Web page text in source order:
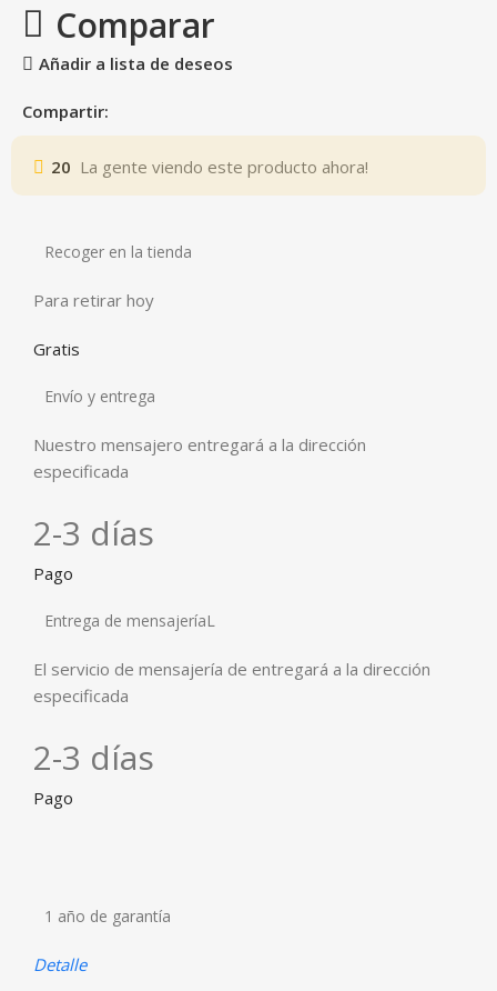
Comparar
Añadir a lista de deseos
Compartir:
20 La gente viendo este producto ahora!
Recoger en la tienda
Para retirar hoy
Gratis
Envío y entrega
Nuestro mensajero entregará a la dirección
especificada
2-3 días
Pago
Entrega de mensajeríaL
El servicio de mensajería de entregará a la dirección
especificada
2-3 días
Pago
1 año de garantía
Detalle